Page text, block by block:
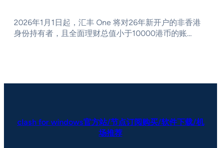
2026年1月1日起，汇丰 One 将对26年新开户的非香港
身份持有者，且全面理财总值小于10000港币的账…
clash for windows官方站/节点订阅购买/软件下载/机
场推荐